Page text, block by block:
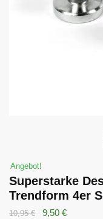
Angebot!
Superstarke
Trendform 4er
10,95€
Ursprünglicher
9,50 €Aktueller